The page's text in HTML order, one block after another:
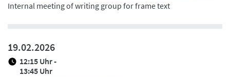
Internal meeting of writing group for frame text
19.02.2026
12:15 Uhr -
13:45 Uhr